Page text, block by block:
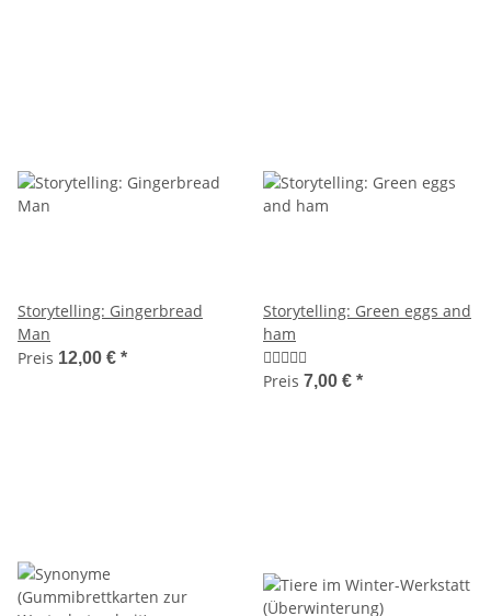
Storytelling: Gingerbread
Man
Preis 12,00 € *
Storytelling: Green eggs and
ham
Preis 7,00 € *